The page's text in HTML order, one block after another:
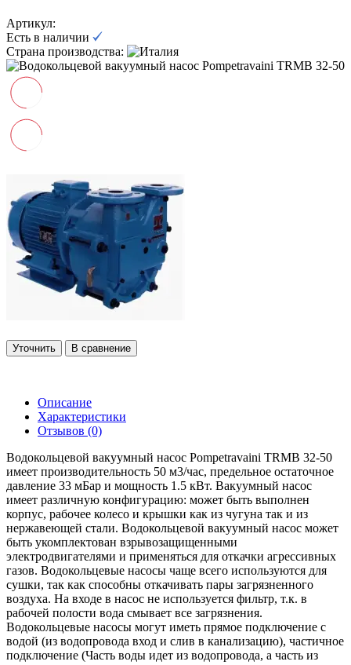
Артикул:
Есть в наличии
Страна производства:
Уточнить В сравнение
Описание
Характеристики
Отзывов (0)
Водокольцевой вакуумный насос Pompetravaini TRMB 32-50
имеет производительность 50 м3/час, предельное остаточное
давление 33 мБар и мощность 1.5 кВт. Вакуумный насос
имеет различную конфигурацию: может быть выполнен
корпус, рабочее колесо и крышки как из чугуна так и из
нержавеющей стали. Водокольцевой вакуумный насос может
быть укомплектован взрывозащищенными
электродвигателями и применяться для откачки агрессивных
газов. Водокольцевые насосы чаще всего используются для
сушки, так как способны откачивать пары загрязненного
воздуха. На входе в насос не используется фильтр, т.к. в
рабочей полости вода смывает все загрязнения.
Водокольцевые насосы могут иметь прямое подключение с
водой (из водопровода вход и слив в канализацию), частичное
подключение (Часть воды идет из водопровода, а часть из